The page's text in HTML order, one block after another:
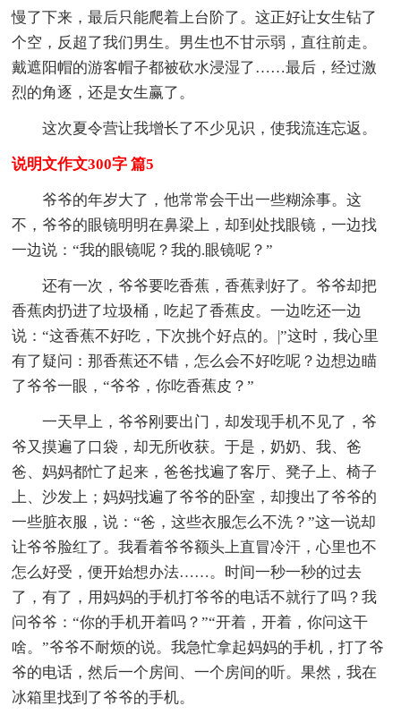
慢了下来，最后只能爬着上台阶了。这正好让女生钻了
个空，反超了我们男生。男生也不甘示弱，直往前走。
戴遮阳帽的游客帽子都被砍水浸湿了……最后，经过激
烈的角逐，还是女生赢了。
这次夏令营让我增长了不少见识，使我流连忘返。
说明文作文300字 篇5
爷爷的年岁大了，他常常会干出一些糊涂事。这
不，爷爷的眼镜明明在鼻梁上，却到处找眼镜，一边找
一边说：“我的眼镜呢？我的.眼镜呢？”
还有一次，爷爷要吃香蕉，香蕉剥好了。爷爷却把
香蕉肉扔进了垃圾桶，吃起了香蕉皮。一边吃还一边
说：“这香蕉不好吃，下次挑个好点的。|”这时，我心里
有了疑问：那香蕉还不错，怎么会不好吃呢？边想边瞄
了爷爷一眼，“爷爷，你吃香蕉皮？”
一天早上，爷爷刚要出门，却发现手机不见了，爷
爷又摸遍了口袋，却无所收获。于是，奶奶、我、爸
爸、妈妈都忙了起来，爸爸找遍了客厅、凳子上、椅子
上、沙发上；妈妈找遍了爷爷的卧室，却搜出了爷爷的
一些脏衣服，说：“爸，这些衣服怎么不洗？”这一说却
让爷爷脸红了。我看着爷爷额头上直冒冷汗，心里也不
怎么好受，便开始想办法……。时间一秒一秒的过去
了，有了，用妈妈的手机打爷爷的电话不就行了吗？我
问爷爷：“你的手机开着吗？”“开着，开着，你问这干
啥。”爷爷不耐烦的说。我急忙拿起妈妈的手机，打了爷
爷的电话，然后一个房间、一个房间的听。果然，我在
冰箱里找到了爷爷的手机。